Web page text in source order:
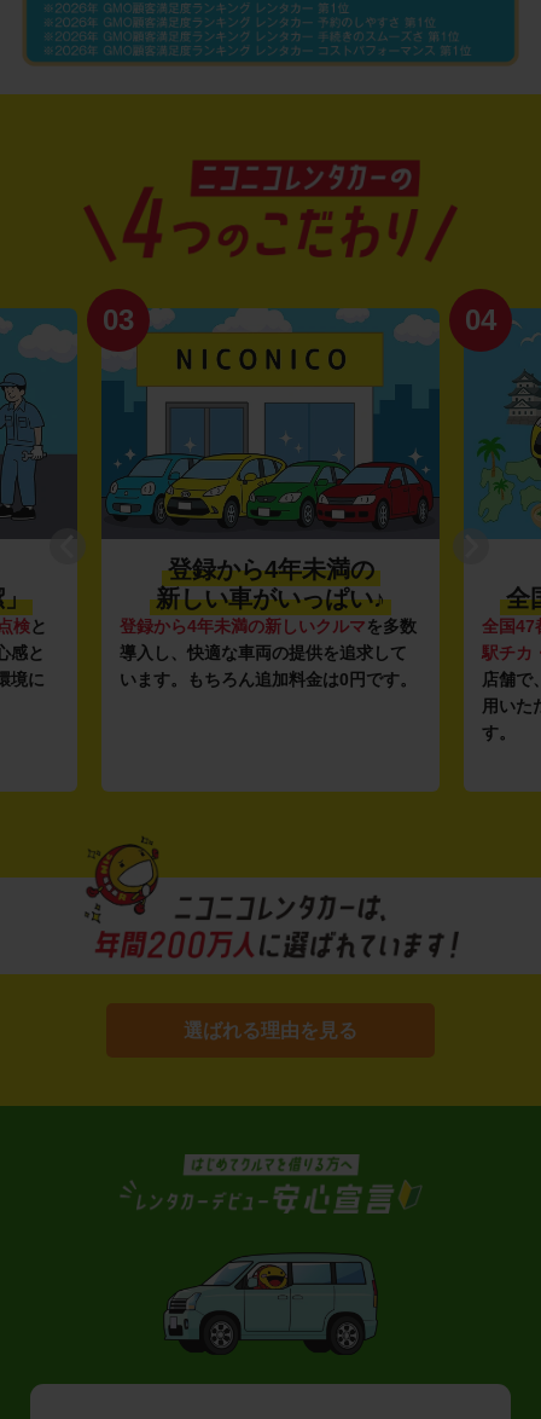
」
検と
感と
境に
03
登録から4年未満の
新しい車がいっぱい♪
登録から4年未満の新しいクルマを多数
導入し、快適な車両の提供を追求して
います。もちろん追加料金は0円です。
04
全
全国47
駅チカ
店舗で
用いた
す。
選ばれる理由を見る